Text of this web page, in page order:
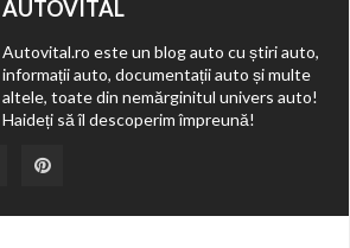
AUTOVITAL
Autovital.ro este un blog auto cu știri auto,
informații auto, documentații auto și multe
altele, toate din nemărginitul univers auto!
Haideți să îl descoperim împreună!